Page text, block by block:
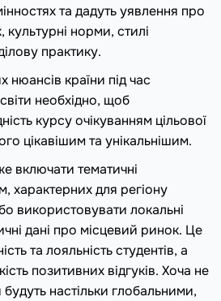
та дадуть уявлення про
норми, стилі
практику.
нюансів країни під час
необхідно, щоб
курсу очікуванням цільової
цікавішим та унікальнішим.
включати тематичні
характерних для регіону
використовувати локальні
дані про місцевий ринок. Це
та лояльність студентів, а
позитивних відгуків. Хоча не
настільки глобальними,